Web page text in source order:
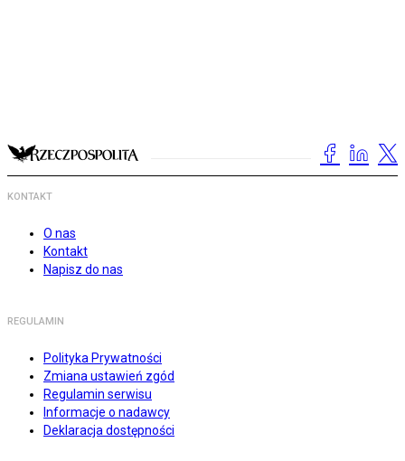
KONTAKT
O nas
Kontakt
Napisz do nas
REGULAMIN
Polityka Prywatności
Zmiana ustawień zgód
Regulamin serwisu
Informacje o nadawcy
Deklaracja dostępności